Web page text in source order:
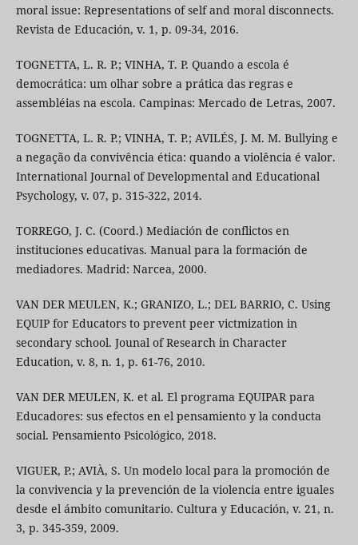
moral issue: Representations of self and moral disconnects.
Revista de Educación, v. 1, p. 09-34, 2016.
TOGNETTA, L. R. P.; VINHA, T. P. Quando a escola é
democrática: um olhar sobre a prática das regras e
assembléias na escola. Campinas: Mercado de Letras, 2007.
TOGNETTA, L. R. P.; VINHA, T. P.; AVILÉS, J. M. M. Bullying e
a negação da convivência ética: quando a violência é valor.
International Journal of Developmental and Educational
Psychology, v. 07, p. 315-322, 2014.
TORREGO, J. C. (Coord.) Mediación de conflictos en
instituciones educativas. Manual para la formación de
mediadores. Madrid: Narcea, 2000.
VAN DER MEULEN, K.; GRANIZO, L.; DEL BARRIO, C. Using
EQUIP for Educators to prevent peer victmization in
secondary school. Jounal of Research in Character
Education, v. 8, n. 1, p. 61-76, 2010.
VAN DER MEULEN, K. et al. El programa EQUIPAR para
Educadores: sus efectos en el pensamiento y la conducta
social. Pensamiento Psicológico, 2018.
VIGUER, P.; AVIÀ, S. Un modelo local para la promoción de
la convivencia y la prevención de la violencia entre iguales
desde el ámbito comunitario. Cultura y Educación, v. 21, n.
3, p. 345-359, 2009.